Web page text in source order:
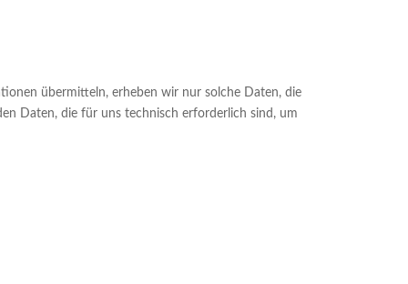
übermitteln, erheben wir nur solche Daten, die
Daten, die für uns technisch erforderlich sind, um